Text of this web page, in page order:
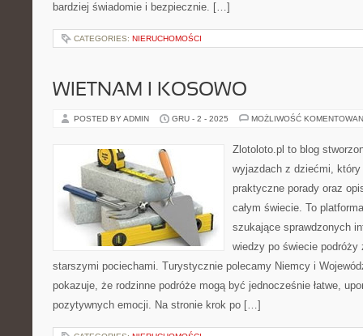
bardziej świadomie i bezpiecznie. […]
CATEGORIES: NIERUCHOMOŚCI
WIETNAM I KOSOWO
POSTED BY ADMIN GRU - 2 - 2025 MOŻLIWOŚĆ
Zlotoloto.pl to blog
wyjazdach z dziećmi, który
praktyczne porady oraz
całym świecie. To
szukające sprawdzonych
wiedzy po świecie podróży
starszymi pociechami. Turystycznie polecamy Niemcy i
pokazuje, że rodzinne podróże mogą być jednocześnie łatwe,
pozytywnych emocji. Na stronie krok po […]